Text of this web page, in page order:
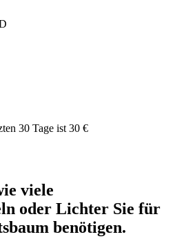
30 Tage ist 30 €
viele
oder Lichter Sie für
benötigen.